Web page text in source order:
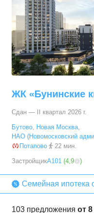
ЖК «Бунинские
Сдан — II квартал 2026 г.
Бутово, Новая Москва,
НАО (Новомосковский
Потапово
22 мин.
ЗастройщикА101 (4,9 )
Семейная ипотека
103 предложения от 8